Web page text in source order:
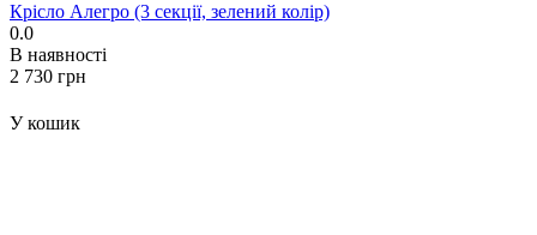
Крісло Алегро (3 секції, зелений колір)
0.0
В наявності
‍2 730‍ грн
У кошик